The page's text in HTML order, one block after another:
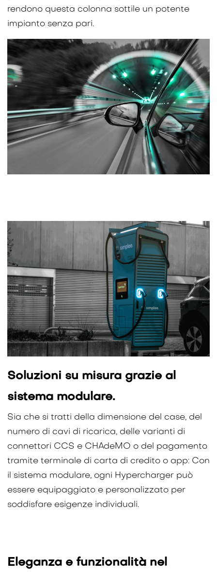
rendono questa colonna sottile un potente
impianto senza pari.
Soluzioni su misura grazie al
sistema modulare.
Sia che si tratti della dimensione del case, del
numero di cavi di ricarica, delle varianti di
connettori CCS e CHAdeMO o del pagamento
tramite terminale di carta di credito o app: Con
il sistema modulare, ogni Hypercharger può
essere equipaggiato e personalizzato per
soddisfare esigenze individuali.
Eleganza e funzionalità nel